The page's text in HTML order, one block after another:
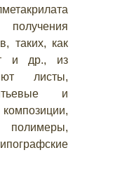
таких, как
и др., из
листы,
и